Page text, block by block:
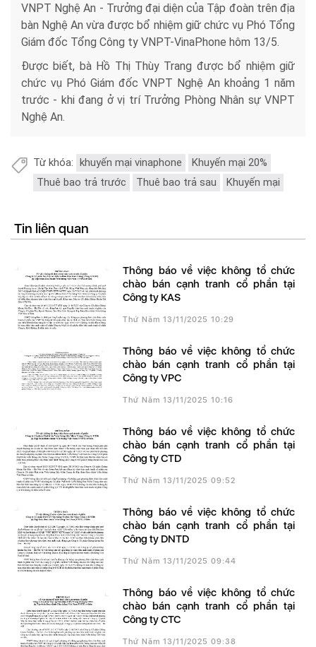
VNPT Nghệ An - Trưởng đại diện của Tập đoàn trên địa
bàn Nghệ An vừa được bổ nhiệm giữ chức vụ Phó Tổng
Giám đốc Tổng Công ty VNPT-VinaPhone hôm 13/5.
Được biết, bà Hồ Thị Thùy Trang được bổ nhiệm giữ
chức vụ Phó Giám đốc VNPT Nghệ An khoảng 1 năm
trước - khi đang ở vị trí Trưởng Phòng Nhân sự VNPT
Nghệ An.
Từ khóa: khuyến mại vinaphone
Khuyến mại 20%
Thuê bao trả trước
Thuê bao trả sau Khuyến mại
Tin liên quan
Thông báo về việc không tổ chức
chào bán cạnh tranh cổ phần tại
Công ty KAS
Thứ Năm 13/11/2025 10:29
Thông báo về việc không tổ chức
chào bán cạnh tranh cổ phần tại
Công ty VPC
Thứ Năm 13/11/2025 10:16
Thông báo về việc không tổ chức
chào bán cạnh tranh cổ phần tại
Công ty CTD
Thứ Năm 13/11/2025 09:52
Thông báo về việc không tổ chức
chào bán cạnh tranh cổ phần tại
Công ty DNTD
Thứ Năm 13/11/2025 09:44
Thông báo về việc không tổ chức
chào bán cạnh tranh cổ phần tại
Công ty CTC
Thứ Năm 13/11/2025 09:38